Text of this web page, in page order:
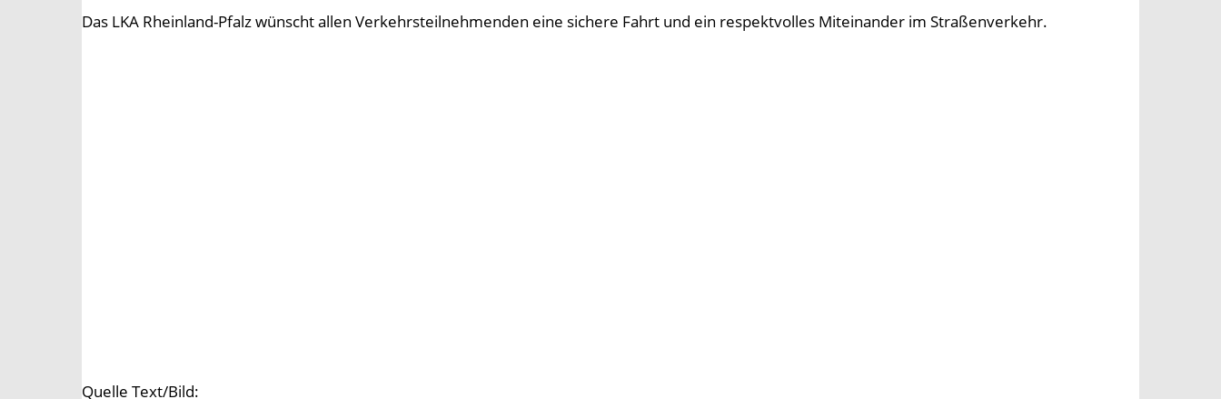
Das LKA Rheinland-Pfalz wünscht allen Verkehrsteilnehmenden eine sichere Fahrt und ein respektvolles Miteinander im Straßenverkehr.
Quelle Text/Bild: